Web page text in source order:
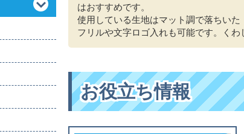
はおすすめです。
使用している生地はマット調で落ちいた
フリルや文字ロゴ入れも可能です。くわ
お役立ち情報